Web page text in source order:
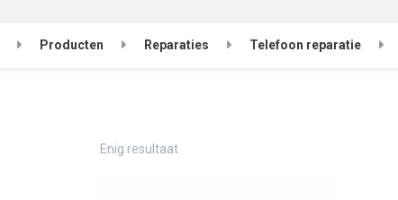
Producten Reparaties Telefoon reparatie
Enig resultaat